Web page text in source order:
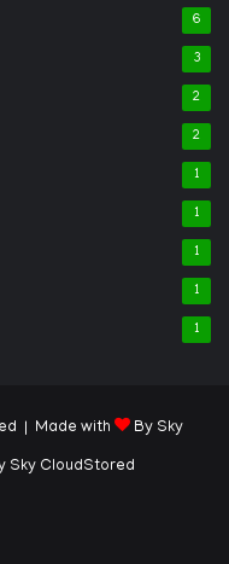
6
3
2
2
1
1
1
1
1
| Made with By Sky
Sky CloudStored